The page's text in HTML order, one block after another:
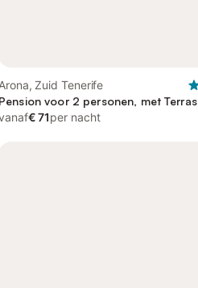
Arona, Zuid Tenerife
Pension voor 2 personen, met Terras
€ 71per nacht